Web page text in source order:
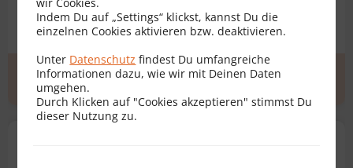
+ 17 weitere
Erstgespräch zum Profil
Indem Du auf „Settings“ klickst, kannst Du die
einzelnen Cookies aktivieren bzw. deaktivieren.
Unter Datenschutz findest Du umfangreiche
Informationen dazu, wie wir mit Deinen Daten
umgehen.
Durch Klicken auf "Cookies akzeptieren" stimmst Du
dieser Nutzung zu.